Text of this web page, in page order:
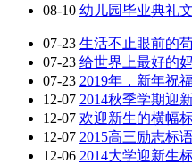
08-10 幼儿园毕业典礼
07-23 生活不止眼前的
07-23 给世界上最好的
07-23 2019年，新年祝
12-07 2014秋季学期迎
12-07 欢迎新生的横幅
12-07 2015高三励志标
12-06 2014大学迎新生